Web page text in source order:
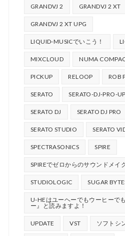
GRANDVJ 2 GRANDVJ 2 XT
GRANDVJ 2 XT UPG
LIQUID-MUSICでいこう！
MIXCLOUD NUMA
PICKUP RELOOP ROB
SERATO SERATO-DJ-PRO-
SERATO DJ SERATO DJ PRO
SERATO STUDIO SERATO
SPECTRASONICS SPIRE
SPIREでゼロからのサウンドメイ
STUDIOLOGIC SUGAR
U-HEはユーヘーでもウーヒーで
ー』と読みますよ！
UPDATE VST ソフトシ